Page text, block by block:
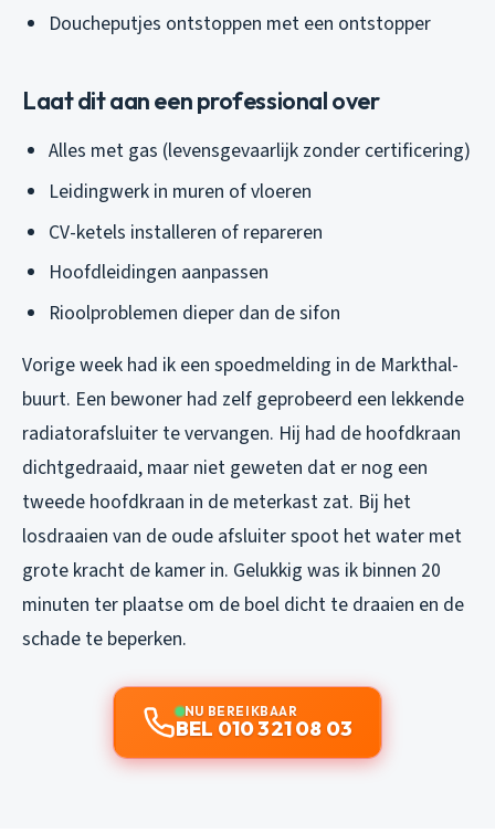
Doucheputjes ontstoppen met een ontstopper
Laat dit aan een professional over
Alles met gas (levensgevaarlijk zonder certificering)
Leidingwerk in muren of vloeren
CV-ketels installeren of repareren
Hoofdleidingen aanpassen
Rioolproblemen dieper dan de sifon
Vorige week had ik een spoedmelding in de Markthal-
buurt. Een bewoner had zelf geprobeerd een lekkende
radiatorafsluiter te vervangen. Hij had de hoofdkraan
dichtgedraaid, maar niet geweten dat er nog een
tweede hoofdkraan in de meterkast zat. Bij het
losdraaien van de oude afsluiter spoot het water met
grote kracht de kamer in. Gelukkig was ik binnen 20
minuten ter plaatse om de boel dicht te draaien en de
schade te beperken.
NU BEREIKBAAR
BEL 010 321 08 03